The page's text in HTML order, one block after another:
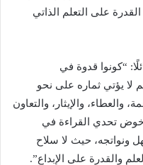
على التعلم الذاتي
“كونوا قدوة في
لا يؤتي ثماره على نحو
والإيثار، والتعاون
خوض تحدي القراءة في
ونواتجه، حيث لا سلاح
والقدرة على الإبداع”.